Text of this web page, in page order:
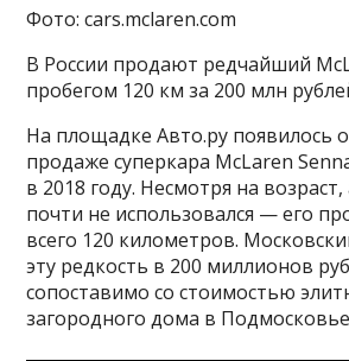
Фото: cars.mclaren.com
В России продают редчайший
пробегом 120 км за 200 млн
На площадке Авто.ру появилось
продаже суперкара McLaren
в 2018 году. Несмотря на
почти не использовался — его
всего 120 километров.
эту редкость в 200 миллионов
сопоставимо со стоимостью
загородного дома в